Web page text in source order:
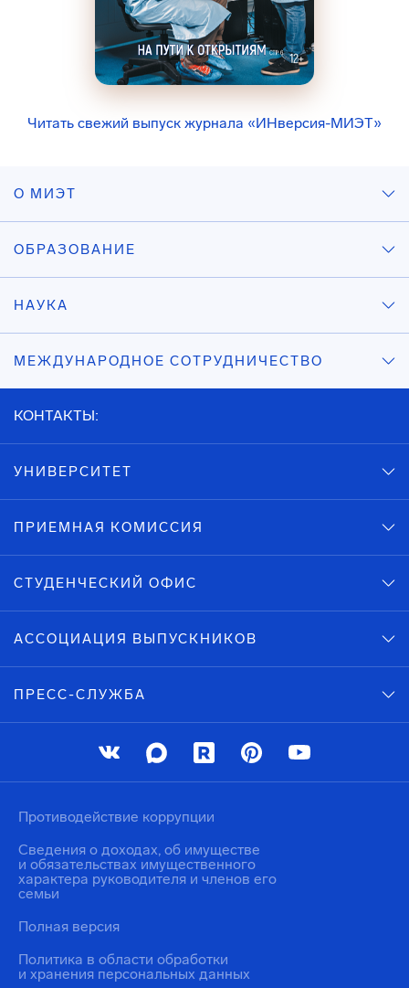
Читать свежий выпуск журнала «ИНверсия-МИЭТ»
О МИЭТ
ОБРАЗОВАНИЕ
НАУКА
МЕЖДУНАРОДНОЕ СОТРУДНИЧЕСТВО
КОНТАКТЫ:
УНИВЕРСИТЕТ
ПРИЕМНАЯ КОМИССИЯ
СТУДЕНЧЕСКИЙ ОФИС
АССОЦИАЦИЯ ВЫПУСКНИКОВ
ПРЕСС-СЛУЖБА
Политика в области обработки
и хранения персональных данных
Противодействие коррупции
Сведения о доходах, об имуществе
и обязательствах имущественного
характера руководителя и членов его
семьи
Полная версия